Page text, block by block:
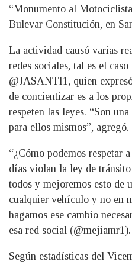
“Monumento al
Bulevar Constitución, en
La actividad causó varias
redes sociales, tal es el
@JASANTI1, quien
de concientizar es a los
respeten las leyes. “Son
para ellos mismos”, agregó.
“¿Cómo podemos respetar
días violan la ley de
todos y mejoremos esto de
cualquier vehículo y no en
hagamos ese cambio
esa red social (@mejiamr1).
Según estadísticas del